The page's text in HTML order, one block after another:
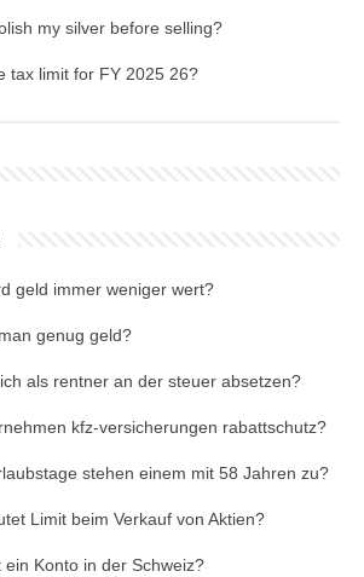
my silver before selling?
tax limit for FY 2025 26?
geld immer weniger wert?
genug geld?
als rentner an der steuer absetzen?
kfz-versicherungen rabattschutz?
stehen einem mit 58 Jahren zu?
Limit beim Verkauf von Aktien?
ein Konto in der Schweiz?